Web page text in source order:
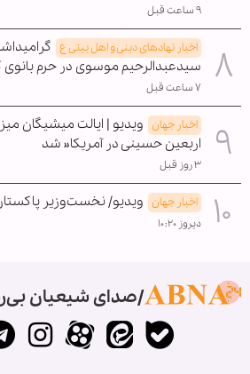
۹ ساعت قبل
اخبار نهادهای دینی و اهل بیتی ع
سیدعبدالرحیم موسوی در حرم بانوی
۷ ساعت قبل
اخبار جهان ویدیو | ایالت میشیگان
اربعین حسینی در آمریکا« شد
۳ روز قبل
اخبار جهان ویدیو/ نخست‌وزیر
دیروز ۱۰:۲۰
صدای شیعیان